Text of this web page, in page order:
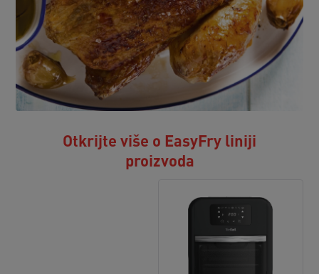
Otkrijte više o EasyFry liniji
proizvoda